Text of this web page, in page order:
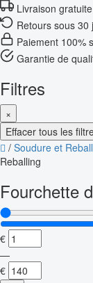
Livraison
Retours sous 30
Paiement 100%
Garantie de
Filtres
×
Effacer tous les
/ Soudure et
Reballing
Fourchette
€
—
€